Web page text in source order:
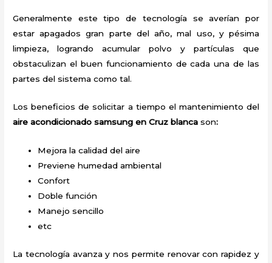
Generalmente este tipo de tecnología se averían por
estar apagados gran parte del año, mal uso, y pésima
limpieza, logrando acumular polvo y partículas que
obstaculizan el buen funcionamiento de cada una de las
partes del sistema como tal.
Los beneficios de solicitar a tiempo el mantenimiento del
aire acondicionado samsung en Cruz blancason:
Mejora la calidad del aire
Previene humedad ambiental
Confort
Doble función
Manejo sencillo
etc
La tecnología avanza y nos permite renovar con rapidez y